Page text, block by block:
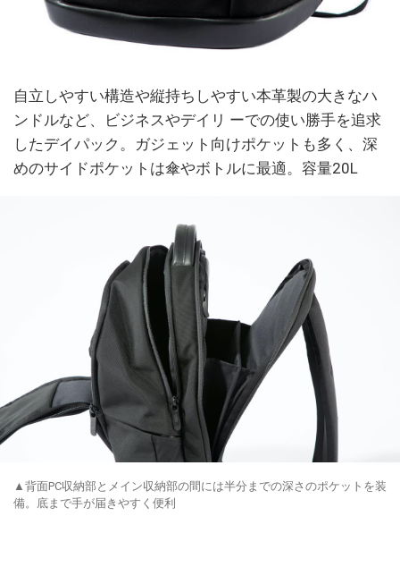
自立しやすい構造や縦持ちしやすい本革製の大きなハ
ンドルなど、ビジネスやデイリ ーでの使い勝手を追求
したデイパック。ガジェット向けポケットも多く、深
めのサイドポケットは傘やボトルに最適。容量20L
▲背面PC収納部とメイン収納部の間には半分までの深さのポケットを装
備。底まで手が届きやすく便利